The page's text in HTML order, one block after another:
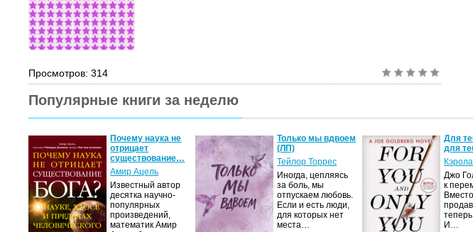
Просмотров: 314
Популярные книги за неделю
Почему наука не
отрицает
существование…
Амир Ацель
Известный автор
десятка научно-
популярных
произведений,
математик Амир
Только мы вдвоем
(ЛП)
Тейлор Торрес
Иногда, цепляясь
за боль, мы
отпускаем любовь.
Если и есть люди,
для которых нет
места…
Для
для
Джо
к
И…